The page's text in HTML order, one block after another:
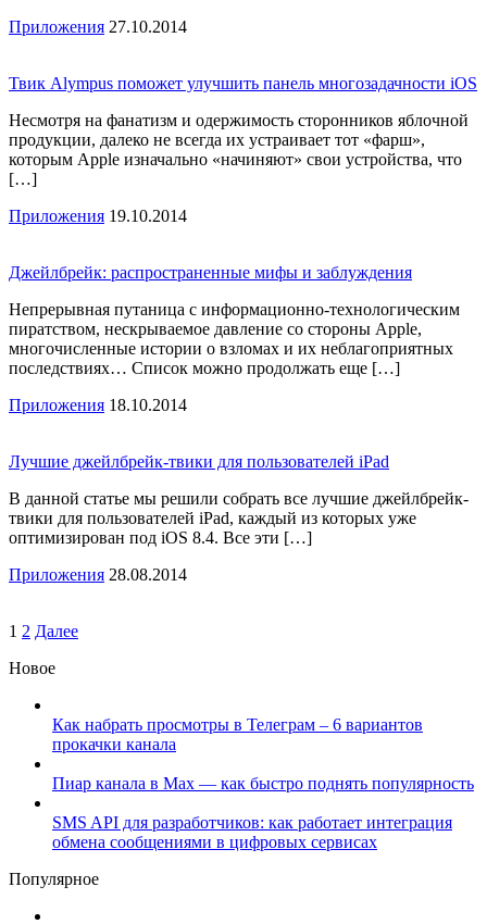
Приложения 27.10.2014
Твик Alympus поможет улучшить панель многозадачности iOS
Несмотря на фанатизм и одержимость сторонников яблочной
продукции, далеко не всегда их устраивает тот «фарш»,
которым Apple изначально «начиняют» свои устройства, что
[…]
Приложения 19.10.2014
Джейлбрейк: распространенные мифы и заблуждения
Непрерывная путаница с информационно-технологическим
пиратством, нескрываемое давление со стороны Apple,
многочисленные истории о взломах и их неблагоприятных
последствиях… Список можно продолжать еще […]
Приложения 18.10.2014
Лучшие джейлбрейк-твики для пользователей iPad
В данной статье мы решили собрать все лучшие джейлбрейк-
твики для пользователей iPad, каждый из которых уже
оптимизирован под iOS 8.4. Все эти […]
Приложения 28.08.2014
1 2 Далее
Новое
Как набрать просмотры в Телеграм – 6 вариантов
прокачки канала
Пиар канала в Max — как быстро поднять популярность
SMS API для разработчиков: как работает интеграция
обмена сообщениями в цифровых сервисах
Популярное